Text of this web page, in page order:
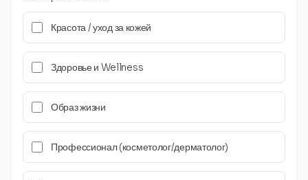
Красота / уход за кожей
Здоровье и Wellness
Образ жизни
Профессионал (косметолог/дерматолог)